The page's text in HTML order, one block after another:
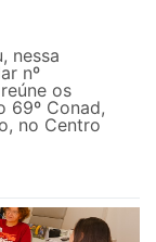
nessa
nº
os
69º Conad,
no Centro